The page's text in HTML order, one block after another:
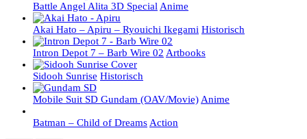
Battle Angel Alita 3D Special Anime
Akai Hato – Apiru – Ryouichi Ikegami Historisch
Intron Depot 7 – Barb Wire 02 Artbooks
Sidooh Sunrise Historisch
Mobile Suit SD Gundam (OAV/Movie) Anime
Batman – Child of Dreams Action